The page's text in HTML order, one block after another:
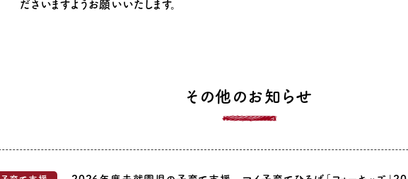
ださいますようお願いいたします。
その他のお知らせ